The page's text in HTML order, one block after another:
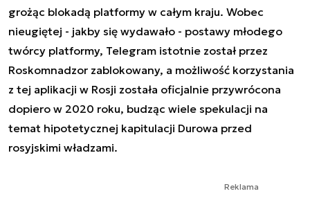
grożąc blokadą platformy w całym kraju. Wobec
nieugiętej - jakby się wydawało - postawy młodego
twórcy platformy, Telegram istotnie został przez
Roskomnadzor zablokowany, a możliwość korzystania
z tej aplikacji w Rosji została oficjalnie przywrócona
dopiero w 2020 roku, budząc wiele spekulacji na
temat hipotetycznej kapitulacji Durowa przed
rosyjskimi władzami.
Reklama